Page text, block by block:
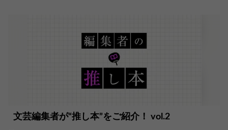
文芸編集者が“推し本”をご紹介！ vol.2